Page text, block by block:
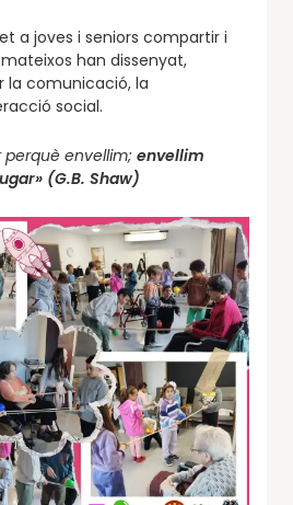
a joves i seniors compartir i
han dissenyat,
la comunicació, la
social.
perquè envellim; envellim
(G.B. Shaw)